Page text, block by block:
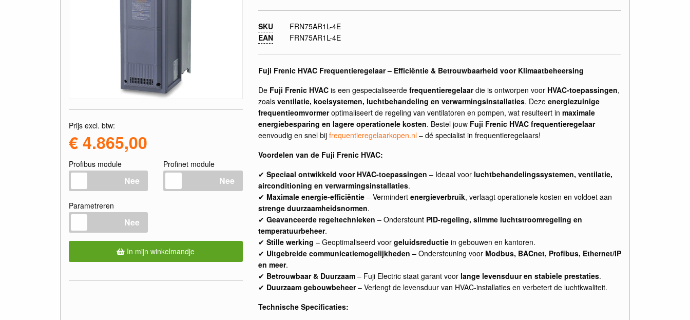
Prijs excl. btw:
€ 4.865,00
Profibus module
Nee
Profinet module
Nee
Parametreren
Nee
In mijn winkelmandje
SKU
FRN75AR1L-4E
EAN
FRN75AR1L-4E
Fuji Frenic HVAC Frequentieregelaar – Efficiëntie & Betrouwbaarheid voor Klimaatbeheersing
De Fuji Frenic HVACis een gespecialiseerde frequentieregelaardie is ontworpen voor HVAC-toepassingen,
zoals ventilatie, koelsystemen, luchtbehandeling en verwarmingsinstallaties. Deze energiezuinige
frequentieomvormeroptimaliseert de regeling van ventilatoren en pompen, wat resulteert in maximale
energiebesparing en lagere operationele kosten. Bestel jouw Fuji Frenic HVAC frequentieregelaar
eenvoudig en snel bij frequentieregelaarkopen.nl– dé specialist in frequentieregelaars!
Voordelen van de Fuji Frenic HVAC:
✔ Speciaal ontwikkeld voor HVAC-toepassingen – Ideaal voor luchtbehandelingssystemen, ventilatie,
airconditioning en verwarmingsinstallaties.
✔ Maximale energie-efficiëntie– Vermindert energieverbruik, verlaagt operationele kosten en voldoet aan
strenge duurzaamheidsnormen.
✔ Geavanceerde regeltechnieken – Ondersteunt PID-regeling, slimme luchtstroomregeling en
temperatuurbeheer.
✔ Stille werking – Geoptimaliseerd voor geluidsreductiein gebouwen en kantoren.
✔ Uitgebreide communicatiemogelijkheden – Ondersteuning voor Modbus, BACnet, Profibus, Ethernet/IP
en meer.
✔ Betrouwbaar & Duurzaam– Fuji Electric staat garant voor lange levensduur en stabiele prestaties.
✔ Duurzaam gebouwbeheer– Verlengt de levensduur van HVAC-installaties en verbetert de luchtkwaliteit.
Technische Specificaties: